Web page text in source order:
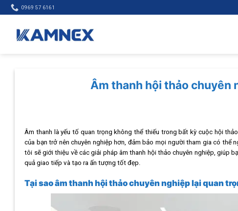
Skip
to
0969 57 6161
Âm thanh hội thảo chuyên
Âm thanh là yếu tố quan trọng không thể thiếu trong bất kỳ cuộc hội
của bạn trở nên chuyên nghiệp hơn, đảm bảo mọi người tham gia có thể
tôi sẽ giới thiệu về các giải pháp âm thanh hội thảo chuyên nghiệp, giúp
quả giao tiếp và tạo ra ấn tượng tốt đẹp.
Tại sao âm thanh hội thảo chuyên nghiệp lại quan